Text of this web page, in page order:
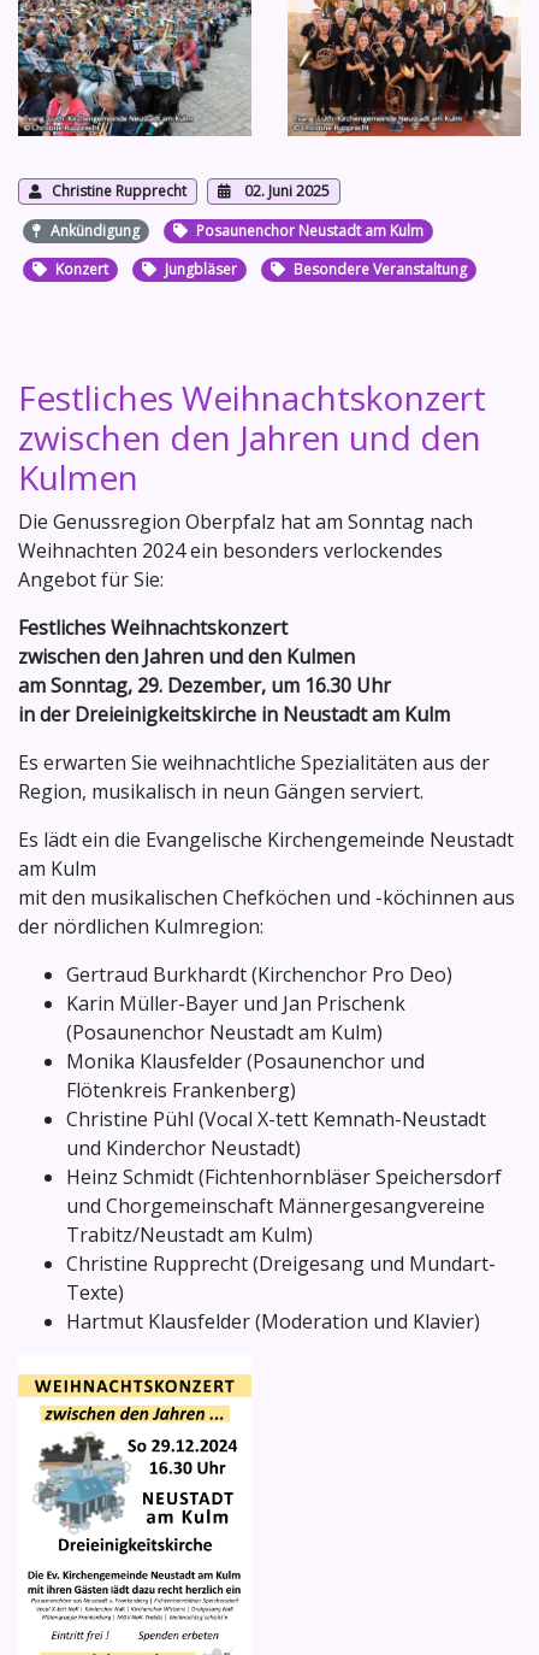
Christine Rupprecht
02. Juni 2025
Ankündigung
Posaunenchor Neustadt am Kulm
Konzert
Jungbläser Besondere Veranstaltung
Festliches Weihnachtskonzert
zwischen den Jahren und den
Kulmen
Die Genussregion Oberpfalz hat am Sonntag nach
Weihnachten 2024 ein besonders verlockendes
Angebot für Sie:
Festliches Weihnachtskonzert
zwischen den Jahren und den Kulmen
am Sonntag, 29. Dezember, um 16.30 Uhr
in der Dreieinigkeitskirche in Neustadt am Kulm
Es erwarten Sie weihnachtliche Spezialitäten aus der
Region, musikalisch in neun Gängen serviert.
Es lädt ein die Evangelische Kirchengemeinde Neustadt
am Kulm
mit den musikalischen Chefköchen und -köchinnen aus
der nördlichen Kulmregion:
Gertraud Burkhardt (Kirchenchor Pro Deo)
Karin Müller-Bayer und Jan Prischenk
(Posaunenchor Neustadt am Kulm)
Monika Klausfelder (Posaunenchor und
Flötenkreis Frankenberg)
Christine Pühl (Vocal X-tett Kemnath-Neustadt
und Kinderchor Neustadt)
Heinz Schmidt (Fichtenhornbläser Speichersdorf
und Chorgemeinschaft Männergesangvereine
Trabitz/Neustadt am Kulm)
Christine Rupprecht (Dreigesang und Mundart-
Texte)
Hartmut Klausfelder (Moderation und Klavier)